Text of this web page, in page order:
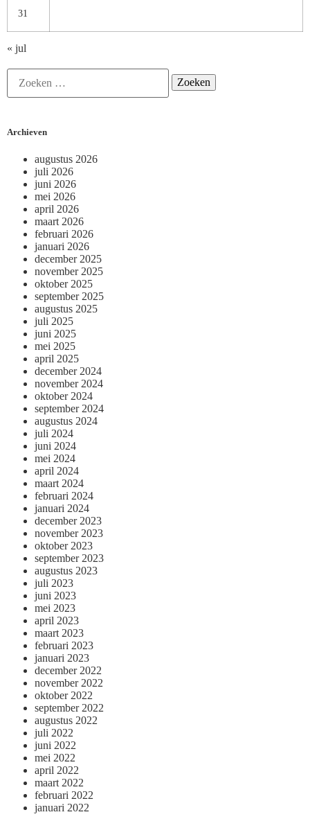
31
« jul
Archieven
augustus 2026
juli 2026
juni 2026
mei 2026
april 2026
maart 2026
februari 2026
januari 2026
december 2025
november 2025
oktober 2025
september 2025
augustus 2025
juli 2025
juni 2025
mei 2025
april 2025
december 2024
november 2024
oktober 2024
september 2024
augustus 2024
juli 2024
juni 2024
mei 2024
april 2024
maart 2024
februari 2024
januari 2024
december 2023
november 2023
oktober 2023
september 2023
augustus 2023
juli 2023
juni 2023
mei 2023
april 2023
maart 2023
februari 2023
januari 2023
december 2022
november 2022
oktober 2022
september 2022
augustus 2022
juli 2022
juni 2022
mei 2022
april 2022
maart 2022
februari 2022
januari 2022